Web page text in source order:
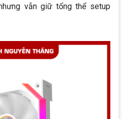
vẫn giữ tổng thể setup